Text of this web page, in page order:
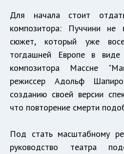
Для начала стоит
композитора: Пуччини не
сюжет, который уже
тогдашней Европе в виде
композитора Массне
режиссер Адольф
созданию своей версии
что повторение смерти
Под стать масштабному
руководство театра